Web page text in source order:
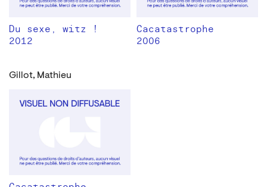
Du sexe, witz !
2012
Cacatastrophe
2006
Gillot, Mathieu